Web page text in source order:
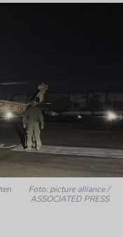
Foto: picture alliance /
ASSOCIATED PRESS